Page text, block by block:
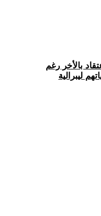
بالأخر رغم
ليبرالية